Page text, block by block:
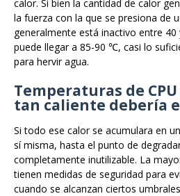
calor. Si bien la cantidad de calor
la fuerza con la que se presiona de
generalmente está inactivo entre
puede llegar a 85-90 ℃, casi lo
para hervir agua.
Temperaturas de
tan caliente debería
Si todo ese calor se acumulara en
sí misma, hasta el punto de
completamente inutilizable. La
tienen medidas de seguridad para
cuando se alcanzan ciertos